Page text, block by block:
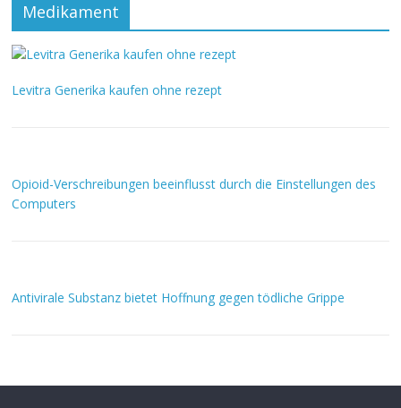
Medikament
Levitra Generika kaufen ohne rezept
Opioid-Verschreibungen beeinflusst durch die Einstellungen des
Computers
Antivirale Substanz bietet Hoffnung gegen tödliche Grippe